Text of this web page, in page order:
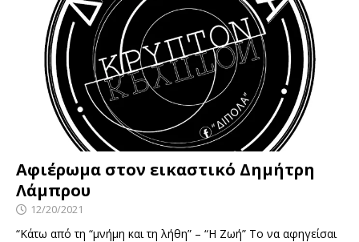
Αφιέρωμα στον εικαστικό Δημήτρη
Λάμπρου
12/20/2021
“Κάτω από τη “μνήμη και τη λήθη” – “Η Ζωή” Το να αφηγείσαι